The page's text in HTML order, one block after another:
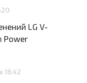
LG V-
Power
18:42